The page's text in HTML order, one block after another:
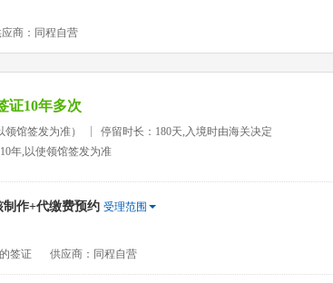
商：同程自营
证10年多次
馆签发为准）
停留时长：180天,入境时由海关决定
年,以使领馆签发为准
制作+代缴费预约 受理范围
签证 供应商：同程自营